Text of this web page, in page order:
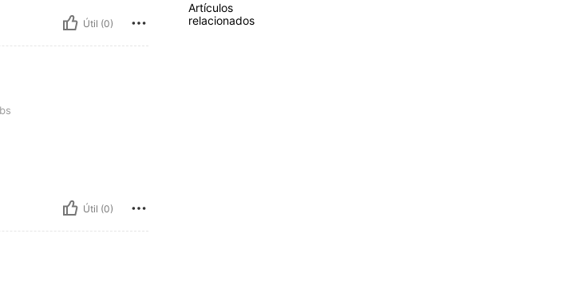
Útil (0)
Talla: 1XL
Útil (0)
4.77
Artículos
relacionados